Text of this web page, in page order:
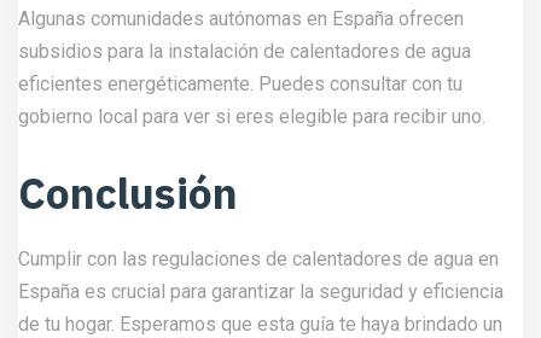
Algunas comunidades autónomas en España ofrecen
subsidios para la instalación de calentadores de agua
eficientes energéticamente. Puedes consultar con tu
gobierno local para ver si eres elegible para recibir uno.
Conclusión
Cumplir con las regulaciones de calentadores de agua en
España es crucial para garantizar la seguridad y eficiencia
de tu hogar. Esperamos que esta guía te haya brindado un